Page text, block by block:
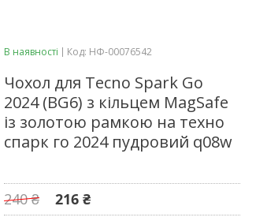
В наявності Код: НФ-00076542
Чохол для Tecno Spark Go
2024 (BG6) з кільцем MagSafe
із золотою рамкою на техно
спарк го 2024 пудровий q08w
240 ₴ 216 ₴